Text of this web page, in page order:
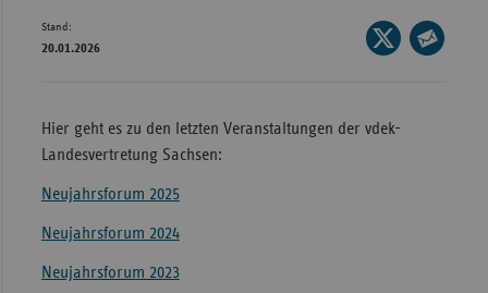
Stand:
20.01.2026
Seite
auf
Hier geht es zu den letzten Veranstaltungen der vdek-
Landesvertretung Sachsen:
Neujahrsforum 2025
Neujahrsforum 2024
Neujahrsforum 2023